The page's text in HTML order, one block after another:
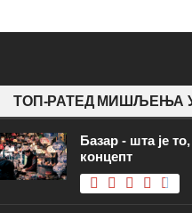
ТОП-РАТЕД МИШЉЕЊА
Базар - шта је
концепт